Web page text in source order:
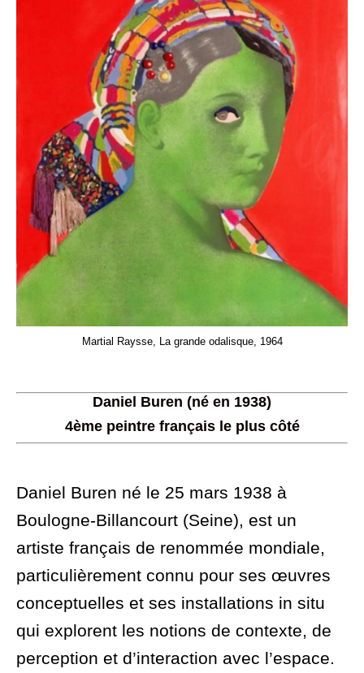
Martial Raysse, La grande odalisque, 1964
Daniel Buren (né en 1938)
4ème peintre français le plus côté
Daniel Buren né le 25 mars 1938 à
Boulogne-Billancourt (Seine), est un
artiste français de renommée mondiale,
particulièrement connu pour ses œuvres
conceptuelles et ses installations in situ
qui explorent les notions de contexte, de
perception et d’interaction avec l’espace.